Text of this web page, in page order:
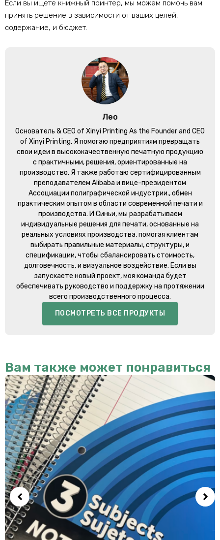
Если вы ищете книжный принтер, мы можем помочь вам
принять решение в зависимости от ваших целей,
содержание, и бюджет.
Лео
Основатель &CEO of Xinyi Printing As the Founder and CEO
of Xinyi Printing, Я помогаю предприятиям превращать
свои идеи в высококачественную печатную продукцию
с практичными, решения, ориентированные на
производство. Я также работаю сертифицированным
преподавателем Alibaba и вице-президентом
Ассоциации полиграфической индустрии., обмен
практическим опытом в области современной печати и
производства. И Синьи, мы разрабатываем
индивидуальные решения для печати, основанные на
реальных условиях производства, помогая клиентам
выбирать правильные материалы, структуры, и
спецификации, чтобы сбалансировать стоимость,
долговечность, и визуальное воздействие. Если вы
запускаете новый проект, моя команда будет
обеспечивать руководство и поддержку на протяжении
всего производственного процесса.
ПОСМОТРЕТЬ ВСЕ ПРОДУКТЫ
Вам также может понравиться